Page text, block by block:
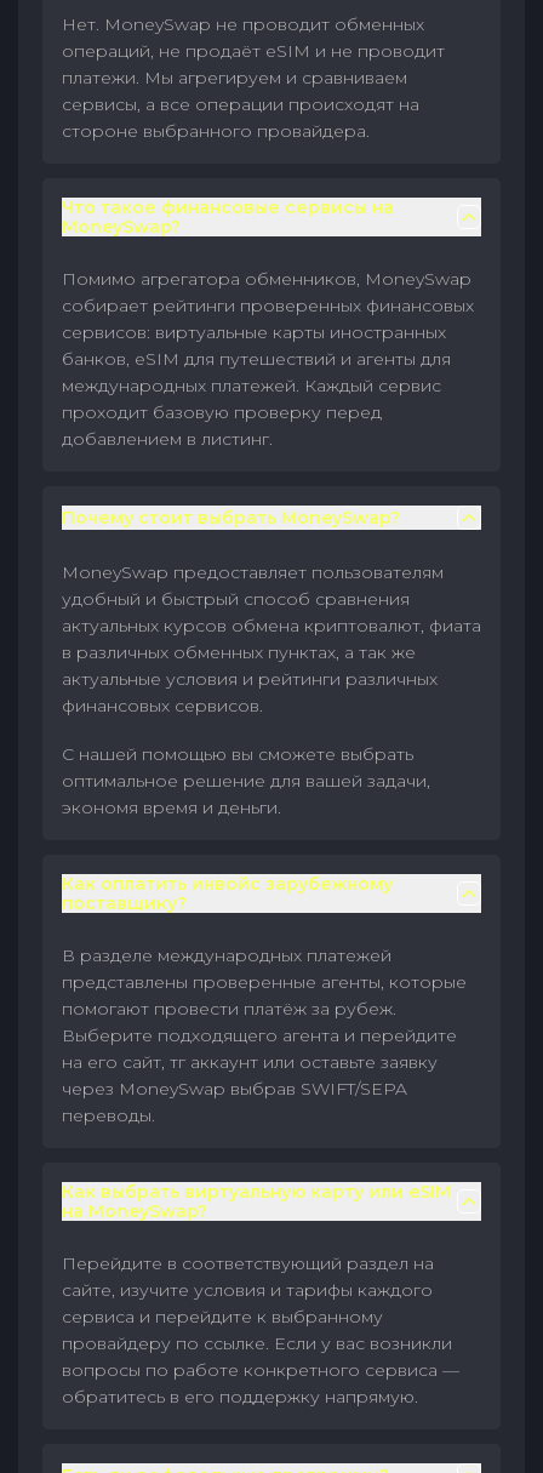
Нет. MoneySwap не проводит обменных
операций, не продаёт eSIM и не проводит
платежи. Мы агрегируем и сравниваем
сервисы, а все операции происходят на
стороне выбранного провайдера.
Что такое финансовые сервисы на
MoneySwap?
Помимо агрегатора обменников, MoneySwap
собирает рейтинги проверенных финансовых
сервисов: виртуальные карты иностранных
банков, eSIM для путешествий и агенты для
международных платежей. Каждый сервис
проходит базовую проверку перед
добавлением в листинг.
Почему стоит выбрать MoneySwap?
MoneySwap предоставляет пользователям
удобный и быстрый способ сравнения
актуальных курсов обмена криптовалют, фиата
в различных обменных пунктах, а так же
актуальные условия и рейтинги различных
финансовых сервисов.
С нашей помощью вы сможете выбрать
оптимальное решение для вашей задачи,
экономя время и деньги.
Как оплатить инвойс зарубежному
поставщику?
В разделе международных платежей
представлены проверенные агенты, которые
помогают провести платёж за рубеж.
Выберите подходящего агента и перейдите
на его сайт, тг аккаунт или оставьте заявку
через MoneySwap выбрав SWIFT/SEPA
переводы.
Как выбрать виртуальную карту или eSIM
на MoneySwap?
Перейдите в соответствующий раздел на
сайте, изучите условия и тарифы каждого
сервиса и перейдите к выбранному
провайдеру по ссылке. Если у вас возникли
вопросы по работе конкретного сервиса —
обратитесь в его поддержку напрямую.